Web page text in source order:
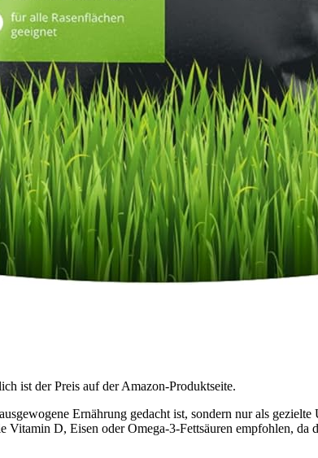
ist der Preis auf der Amazon-Produktseite.
Ernährung gedacht ist, sondern nur als
D, Eisen oder Omega-3-Fettsäuren empfohlen, da